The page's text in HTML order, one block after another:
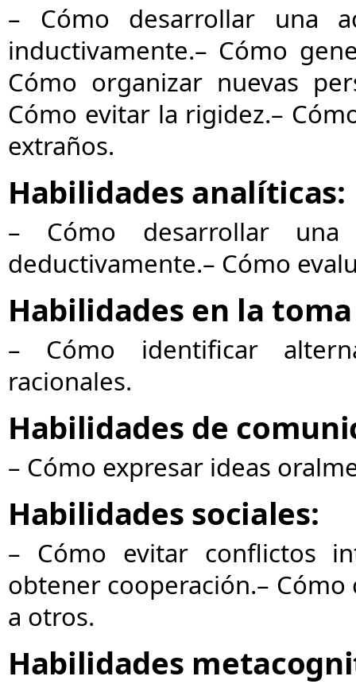
– Cómo desarrollar una
inductivamente.– Cómo
Cómo organizar nuevas
Cómo evitar la rigidez.–
extraños.
Habilidades analíticas:
– Cómo desarrollar una
deductivamente.– Cómo
Habilidades en la
– Cómo identificar
racionales.
Habilidades de
– Cómo expresar ideas
Habilidades sociales:
– Cómo evitar conflictos
obtener cooperación.–
a otros.
Habilidades